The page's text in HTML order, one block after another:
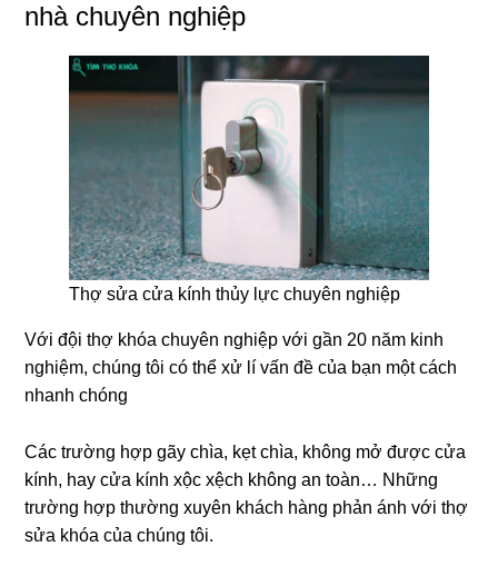
nhà chuyên nghiệp
Thợ sửa cửa kính thủy lực chuyên nghiệp
Với đội thợ khóa chuyên nghiệp với gần 20 năm kinh
nghiệm, chúng tôi có thể xử lí vấn đề của bạn một cách
nhanh chóng
Các trường hợp gãy chìa, kẹt chìa, không mở được cửa
kính, hay cửa kính xộc xệch không an toàn… Những
trường hợp thường xuyên khách hàng phản ánh với thợ
sửa khóa của chúng tôi.